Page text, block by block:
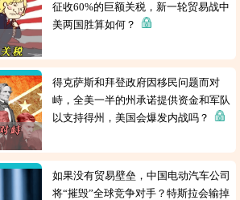
征收60%的巨额关税，新一轮贸易战中
美两国胜算如何？
得克萨斯和拜登政府因移民问题而对
峙，全美一半的州承诺提供资金和军队
以支持得州，美国会爆发内战吗？
如果没有贸易壁垒，中国电动汽车公司
将“摧毁”全球竞争对手？特斯拉会输掉